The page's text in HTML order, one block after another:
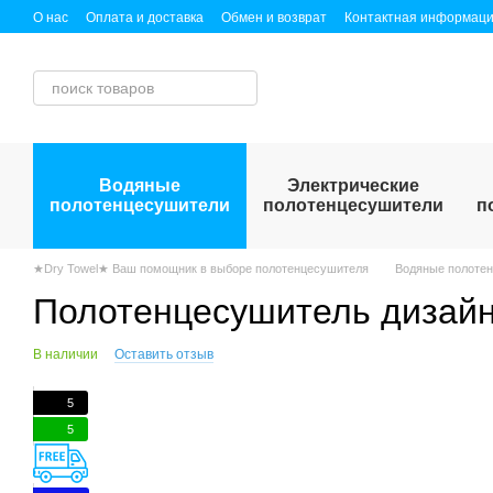
Перейти к основному контенту
О нас Оплата и доставка Обмен и возврат
Контактная
Водяные
полотенцесушители
Электрические
полотенцесушители
★Dry Towel★ Ваш помощник в выборе полотенцесушителя Водяные
Полотенцесушитель
В наличии Оставить отзыв
5
5